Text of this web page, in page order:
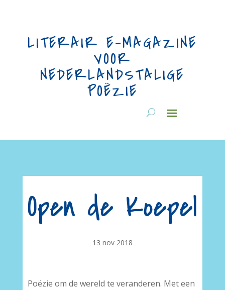
LITERAIR E-MAGAZINE
VOOR
NEDERLANDSTALIGE
POËZIE
Open de Koepel
13 nov 2018
Poëzie om de wereld te veranderen. Met een